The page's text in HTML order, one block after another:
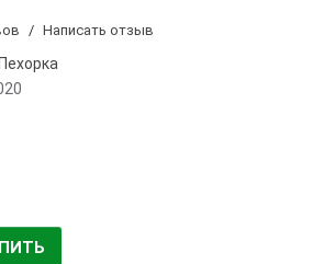
/ Написать отзыв
Пехорка